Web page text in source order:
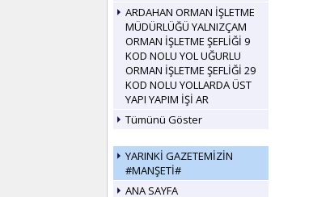
ARDAHAN ORMAN İŞLETME
MÜDÜRLÜĞÜ YALNIZÇAM
ORMAN İŞLETME ŞEFLİĞİ 9
KOD NOLU YOL UĞURLU
ORMAN İŞLETME ŞEFLİĞİ 29
KOD NOLU YOLLARDA ÜST
YAPI YAPIM İŞİ AR
Tümünü Göster
YARINKİ GAZETEMİZİN
#MANŞETİ#
ANA SAYFA